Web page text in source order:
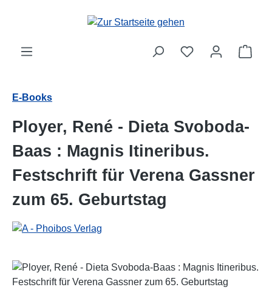
Zum Hauptinhalt springen
E-Books
Ployer, René - Dieta Svoboda-
Baas : Magnis Itineribus.
Festschrift für Verena Gassner
zum 65. Geburtstag
Bildergalerie überspringen